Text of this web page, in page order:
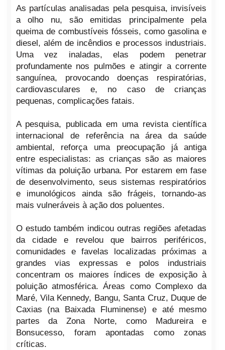
As partículas analisadas pela pesquisa, invisíveis
a olho nu, são emitidas principalmente pela
queima de combustíveis fósseis, como gasolina e
diesel, além de incêndios e processos industriais.
Uma vez inaladas, elas podem penetrar
profundamente nos pulmões e atingir a corrente
sanguínea, provocando doenças respiratórias,
cardiovasculares e, no caso de crianças
pequenas, complicações fatais.
A pesquisa, publicada em uma revista científica
internacional de referência na área da saúde
ambiental, reforça uma preocupação já antiga
entre especialistas: as crianças são as maiores
vítimas da poluição urbana. Por estarem em fase
de desenvolvimento, seus sistemas respiratórios
e imunológicos ainda são frágeis, tornando-as
mais vulneráveis à ação dos poluentes.
O estudo também indicou outras regiões afetadas
da cidade e revelou que bairros periféricos,
comunidades e favelas localizadas próximas a
grandes vias expressas e polos industriais
concentram os maiores índices de exposição à
poluição atmosférica. Áreas como Complexo da
Maré, Vila Kennedy, Bangu, Santa Cruz, Duque de
Caxias (na Baixada Fluminense) e até mesmo
partes da Zona Norte, como Madureira e
Bonsucesso, foram apontadas como zonas
críticas.